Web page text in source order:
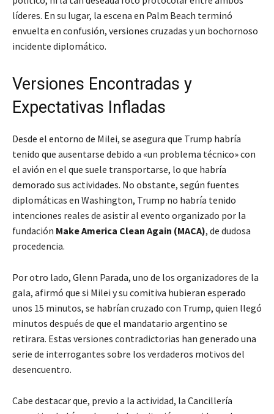
líderes. En su lugar, la escena en Palm Beach terminó
envuelta en confusión, versiones cruzadas y un bochornoso
incidente diplomático.
Versiones Encontradas y
Expectativas Infladas
Desde el entorno de Milei, se asegura que Trump habría
tenido que ausentarse debido a «un problema técnico» con
el avión en el que suele transportarse, lo que habría
demorado sus actividades. No obstante, según fuentes
diplomáticas en Washington, Trump no habría tenido
intenciones reales de asistir al evento organizado por la
fundación Make America Clean Again (MACA), de dudosa
procedencia.
Por otro lado, Glenn Parada, uno de los organizadores de la
gala, afirmó que si Milei y su comitiva hubieran esperado
unos 15 minutos, se habrían cruzado con Trump, quien llegó
minutos después de que el mandatario argentino se
retirara. Estas versiones contradictorias han generado una
serie de interrogantes sobre los verdaderos motivos del
desencuentro.
Cabe destacar que, previo a la actividad, la Cancillería